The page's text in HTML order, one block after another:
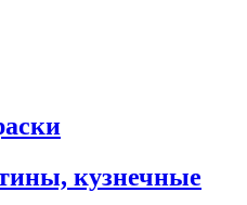
кузнечные